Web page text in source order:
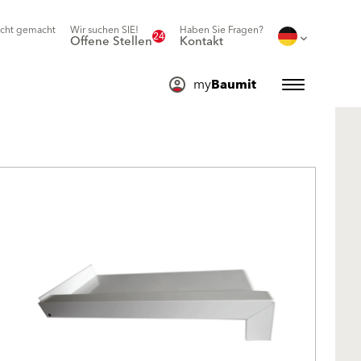
gemacht Wir suchen SIE!
Offene Stellen24 Haben Sie Fragen?
Kontakt
myBaumit